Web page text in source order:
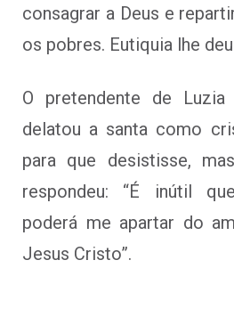
consagrar a Deus e
os pobres. Eutiquia lhe
O pretendente de
delatou a santa como
para que desistisse,
respondeu: “É inútil
poderá me apartar do
Jesus Cristo”.